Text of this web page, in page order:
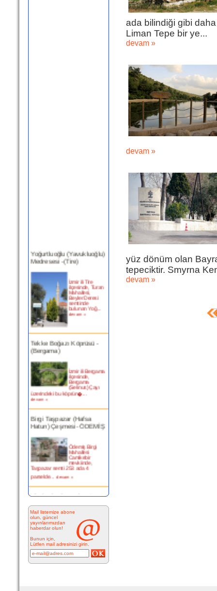
Medresesi -(Tire)
ilçesinde, Turan
Mahallesi,
Beyler Deresi
semtinde
bulunan Yoğ...
devam »
(Bergama)
ilçesinde,
Bergama
(Selinus) Çayı
üzerindeki bu köprün�...
devam »
Hatun) Çeşmesi- ÖDEMİŞ
Mahallesi
Camikebir
mevkiinde,
Taşpazar semti 253 ada 4
parselde... devam »
ÇEŞME
Resimde
görülen çeşme
İnkilap Caddesi
üzerinde yer
alan çarşı
bitiminde...
devam »
Mail listemize abone
olun, güncel
yayınlarımızdan
haberdar olun!
Bunun için,
Lütfen mail adresinizi girin.
ada bilindiği gibi
Liman Tepe bir ye...
devam »
devam »
yüz dönüm olan
tepeciktir. Smyrna
devam »